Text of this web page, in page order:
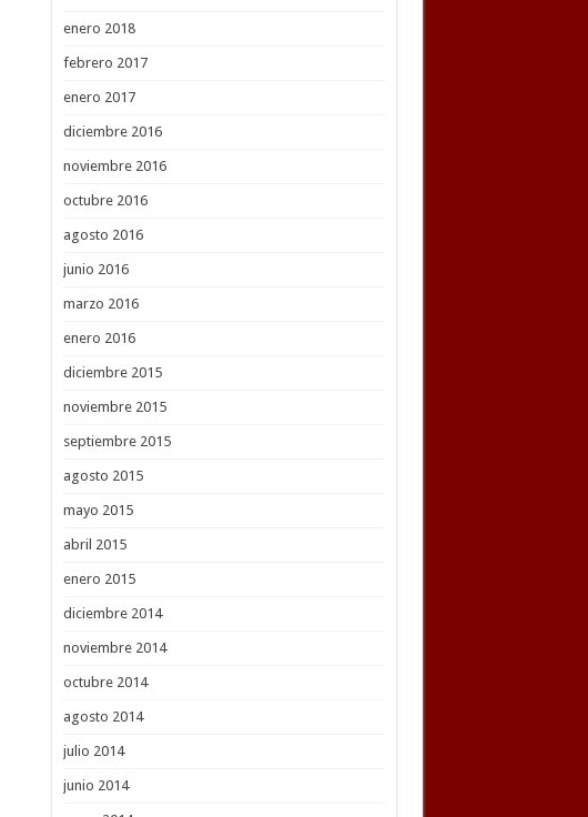
enero 2018
febrero 2017
enero 2017
diciembre 2016
noviembre 2016
octubre 2016
agosto 2016
junio 2016
marzo 2016
enero 2016
diciembre 2015
noviembre 2015
septiembre 2015
agosto 2015
mayo 2015
abril 2015
enero 2015
diciembre 2014
noviembre 2014
octubre 2014
agosto 2014
julio 2014
junio 2014